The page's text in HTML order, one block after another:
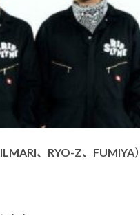
ILMARI、RYO-Z、FUMIYA